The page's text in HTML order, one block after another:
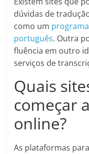
dúvidas de
como um
português. Outra
fluência em outro
serviços de
Quais
começar
online?
As plataformas